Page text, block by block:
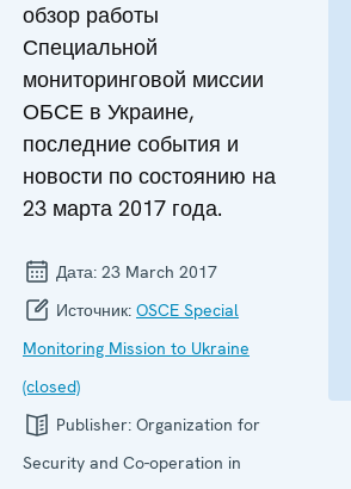
обзор работы
Специальной
мониторинговой миссии
ОБСЕ в Украине,
последние события и
новости по состоянию на
23 марта 2017 года.
Дата: 23 March 2017
Источник: OSCE Special
Monitoring Mission to Ukraine
(closed)
Publisher: Organization for
Security and Co-operation in